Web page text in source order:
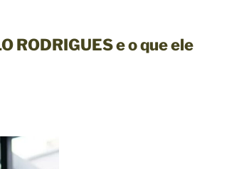
RODRIGUES e o que ele